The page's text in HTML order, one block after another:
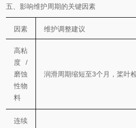
五、影响维护周期的关键因素
因素 维护调整建议
高粘
度 /
磨蚀
性物
料
润滑周期缩短至3个月，桨叶
连续